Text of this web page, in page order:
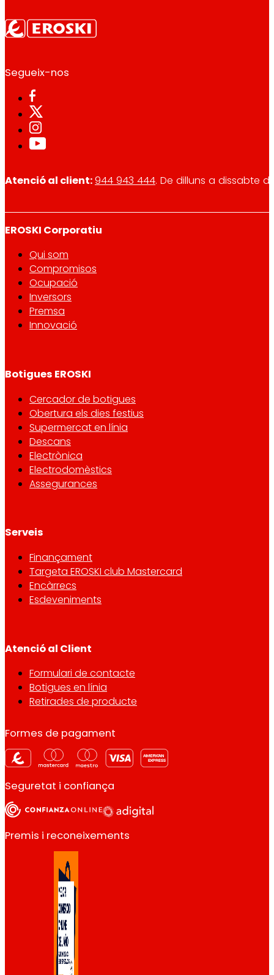
Segueix-nos
Atenció al client:944 943 444. De dilluns a dissabte
EROSKI Corporatiu
Qui som
Compromisos
Ocupació
Inversors
Premsa
Innovació
Botigues EROSKI
Cercador de botigues
Obertura els dies festius
Supermercat en línia
Descans
Electrònica
Electrodomèstics
Assegurances
Serveis
Finançament
Targeta EROSKI club Mastercard
Encàrrecs
Esdeveniments
Atenció al Client
Formulari de contacte
Botigues en línia
Retirades de producte
Formes de pagament
Seguretat i confiança
Premis i reconeixements